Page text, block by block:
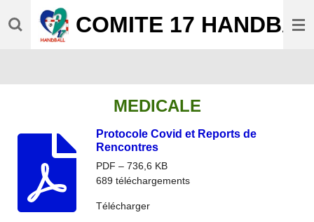
au
COMITE 17
MEDICALE
Protocole Covid et Reports de
Rencontres
PDF – 736,6 KB
689 téléchargements
Télécharger